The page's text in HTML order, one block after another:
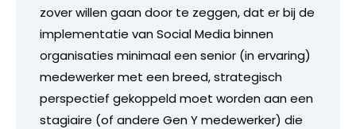
zover willen gaan door te zeggen, dat er bij de
implementatie van Social Media binnen
organisaties minimaal een senior (in ervaring)
medewerker met een breed, strategisch
perspectief gekoppeld moet worden aan een
stagiaire (of andere Gen Y medewerker) die